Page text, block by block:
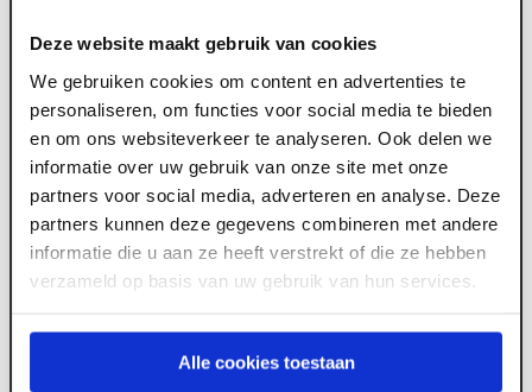
Deze website maakt gebruik van cookies
We gebruiken cookies om content en advertenties te
personaliseren, om functies voor social media te bieden
en om ons websiteverkeer te analyseren. Ook delen we
informatie over uw gebruik van onze site met onze
partners voor social media, adverteren en analyse. Deze
partners kunnen deze gegevens combineren met andere
informatie die u aan ze heeft verstrekt of die ze hebben
verzameld op basis van uw gebruik van hun services.
Alle cookies toestaan
Meld je aan of maak een account aan om toegang
te krijgen tot de prijzen.
Wil je de scherpste prijs? Meld je aan voor een